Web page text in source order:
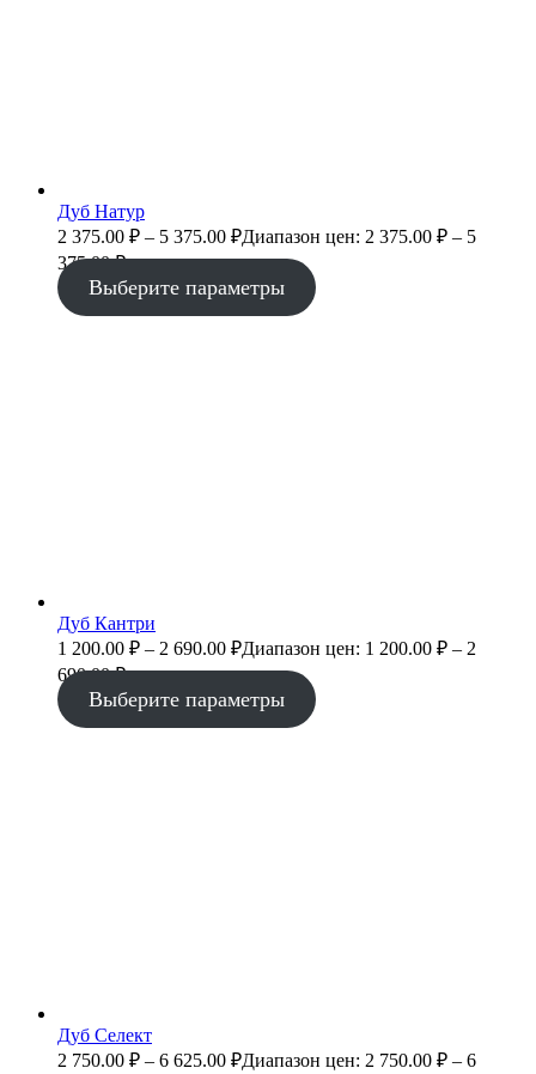
Дуб Натур
2 375.00 ₽ – 5 375.00 ₽Диапазон цен: 2 375.00 ₽ – 5
375.00 ₽
Выберите параметры
Дуб Кантри
1 200.00 ₽ – 2 690.00 ₽Диапазон цен: 1 200.00 ₽ – 2
690.00 ₽
Выберите параметры
Дуб Селект
2 750.00 ₽ – 6 625.00 ₽Диапазон цен: 2 750.00 ₽ – 6